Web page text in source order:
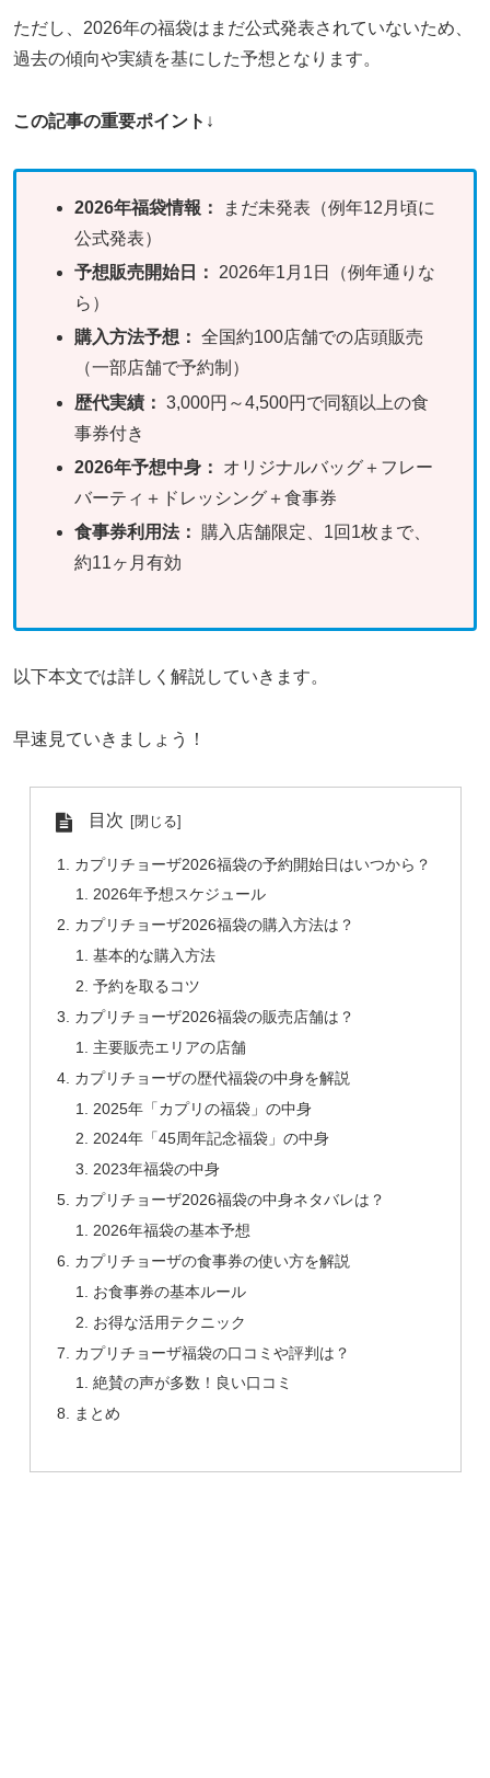
ただし、2026年の福袋はまだ公式発表されていないため、
過去の傾向や実績を基にした予想となります。
この記事の重要ポイント ↓
2026年福袋情報：
まだ未発表（例年12月頃に
公式発表）
予想販売開始日：
2026年1月1日（例年通りな
ら）
購入方法予想： 全国約100店舗での店頭販売
（一部店舗で予約制）
歴代実績： 3,000円～4,500円で同額以上の食
事券付き
2026年予想中身：
オリジナルバッグ＋フレー
バーティ＋ドレッシング＋食事券
食事券利用法：
購入店舗限定、1回1枚まで、
約11ヶ月有効
以下本文では詳しく解説していきます。
早速見ていきましょう！
目次
カプリチョーザ2026福袋の予約開始日はいつから？
2026年予想スケジュール
カプリチョーザ2026福袋の購入方法は？
基本的な購入方法
予約を取るコツ
カプリチョーザ2026福袋の販売店舗は？
主要販売エリアの店舗
カプリチョーザの歴代福袋の中身を解説
2025年「カプリの福袋」の中身
2024年「45周年記念福袋」の中身
2023年福袋の中身
カプリチョーザ2026福袋の中身ネタバレは？
2026年福袋の基本予想
カプリチョーザの食事券の使い方を解説
お食事券の基本ルール
お得な活用テクニック
カプリチョーザ福袋の口コミや評判は？
絶賛の声が多数！良い口コミ
まとめ